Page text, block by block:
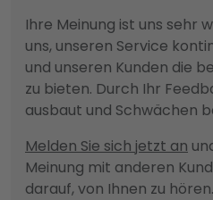
Ihre Meinung ist uns sehr
uns, unseren Service
und unseren Kunden die
zu bieten. Durch Ihr
ausbaut und Schwächen
Melden Sie sich jetzt an
Meinung mit anderen
darauf, von Ihnen zu hören.